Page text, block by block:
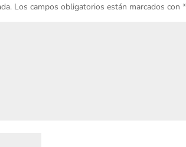
Los campos obligatorios están marcados con*